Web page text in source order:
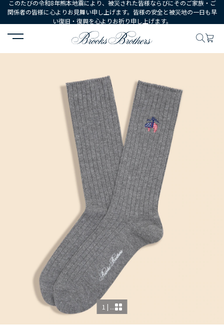
このたびの令和8年熊本地震により、被災された皆様ならびにそのご家族・ご
関係者の皆様に心よりお見舞い申し上げます。皆様の安全と被災地の一日も早
い復旧・復興を心よりお祈り申し上げます。
HOME シューズ・アクセサリー ソックス 【アメリカ建
1 | ...